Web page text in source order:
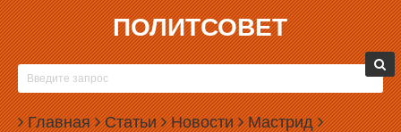
ПОЛИТСОВЕТ
Главная Статьи Новости Мастрид
30.08.2006, 08:15
В СВЕРДЛОВСКОМ ОБЛАСТНОМ СУДЕ
НАЧАЛОСЬ СЛУШАНИЕ ДЕЛА «РПЖ ПРОТИВ
ОБЛИЗБИРКОМА»